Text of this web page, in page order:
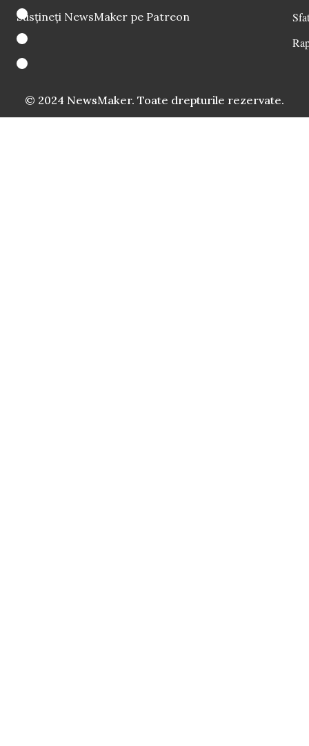
Susțineți NewsMaker pe Patreon
© 2024 NewsMaker. Toate drepturile rezervate.